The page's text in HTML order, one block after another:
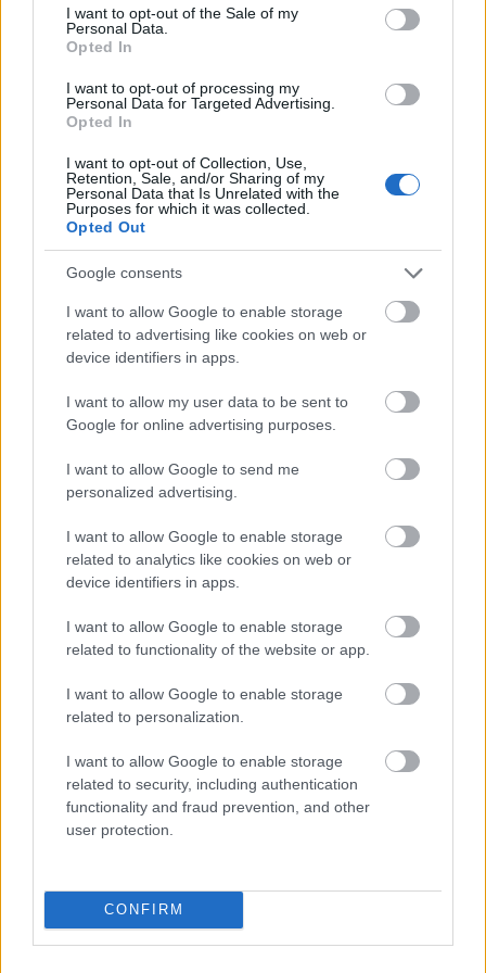
consent section.
I want to opt-out of the Sale of my
Personal Data.
Opted In
I want to opt-out of processing my
Personal Data for Targeted Advertising.
Opted In
I want to opt-out of Collection, Use,
Retention, Sale, and/or Sharing of my
Personal Data that Is Unrelated with the
Purposes for which it was collected.
Opted Out
Google consents
I want to allow Google to enable storage
related to advertising like cookies on web or
device identifiers in apps.
I want to allow my user data to be sent to
Google for online advertising purposes.
I want to allow Google to send me
personalized advertising.
I want to allow Google to enable storage
related to analytics like cookies on web or
device identifiers in apps.
I want to allow Google to enable storage
related to functionality of the website or app.
I want to allow Google to enable storage
related to personalization.
I want to allow Google to enable storage
related to security, including authentication
functionality and fraud prevention, and other
user protection.
CONFIRM
Másfélszeresére bővítik Hódmezővásárhely jó hírű
református iskoláját
A Szőnyi Benjámin Általános Iskola fejlesztését a FERROÉP
kivitelezheti; a munkák csaknem egy évig tartanak majd.
Látványos építési szakasz indult be a
Flórián téri felüljárón
Paks II.: Mit jelent az 5. blokk új
árnyékában?
Elkészült a Liszt Ferenc repülőtér
közelében lévő logisztikai bázis út- és
közműhálózatának fejlesztése
Egyetlen, fél évszázados vezetéken
múlt Bicske vízellátása
HÍRLEVÉL